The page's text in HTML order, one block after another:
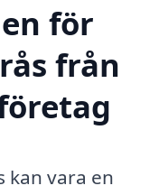
för
från
kan vara en